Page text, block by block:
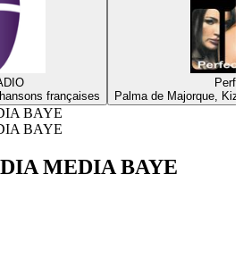
françaises
Palma de Majorque,
BAYE
BAYE
MEDIA BAYE